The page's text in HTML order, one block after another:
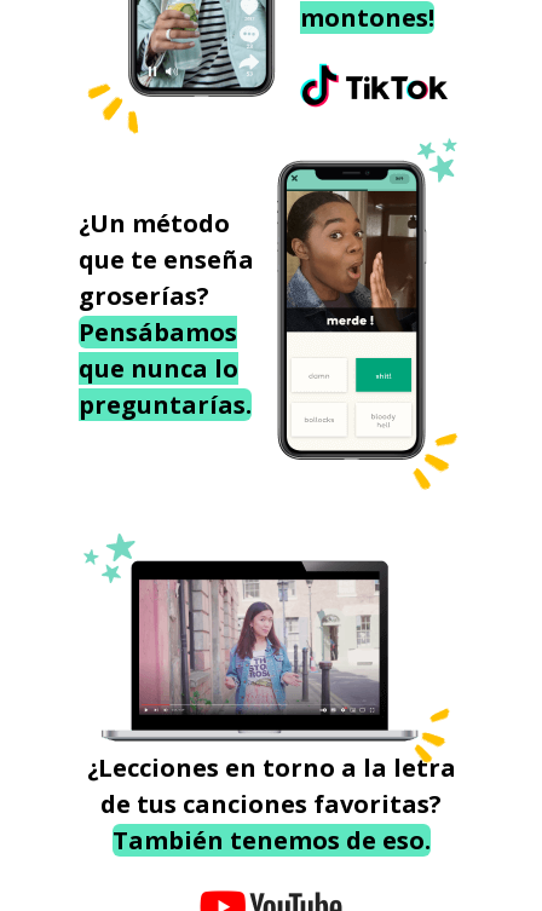
montones!
¿Un método
que te enseña
groserías?
Pensábamos
que nunca lo
preguntarías.
¿Lecciones en torno a la letra
de tus canciones favoritas?
También tenemos de eso.